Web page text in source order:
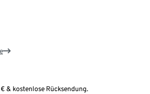
& kostenlose Rücksendung.